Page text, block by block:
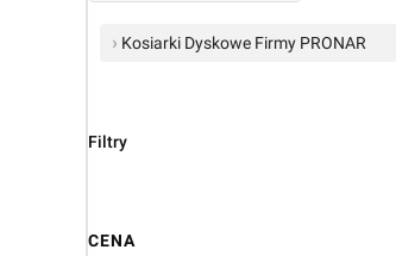
Kosiarki Dyskowe Firmy PRONAR
Filtry
CENA